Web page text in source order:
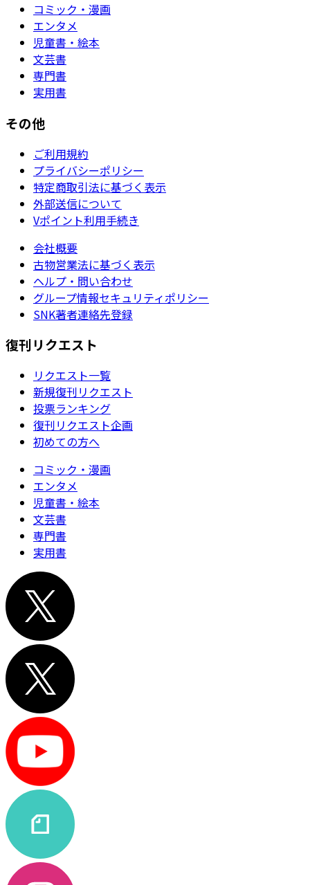
コミック・漫画
エンタメ
児童書・絵本
文芸書
専門書
実用書
その他
ご利用規約
プライバシーポリシー
特定商取引法に基づく表示
外部送信について
Vポイント利用手続き
会社概要
古物営業法に基づく表示
ヘルプ・問い合わせ
グループ情報セキュリティポリシー
SNK著者連絡先登録
復刊リクエスト
リクエスト一覧
新規復刊リクエスト
投票ランキング
復刊リクエスト企画
初めての方へ
コミック・漫画
エンタメ
児童書・絵本
文芸書
専門書
実用書